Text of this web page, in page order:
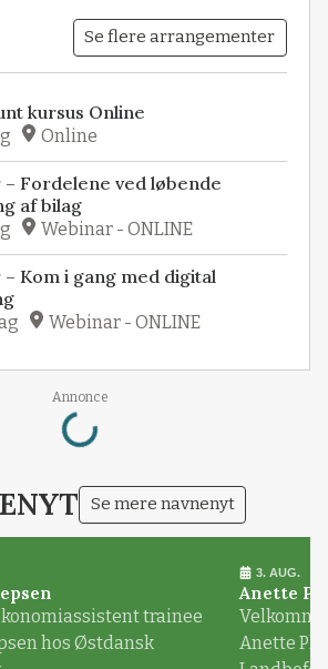
Se flere arrangementer
kursus Online
Online
– Fordelene ved løbende
af bilag
Webinar - ONLINE
Kom i gang med digital
Webinar - ONLINE
Annonce
Loading...
Se mere navnenyt
trainee
hos Østdansk
3. AUG.
Anette
Anette